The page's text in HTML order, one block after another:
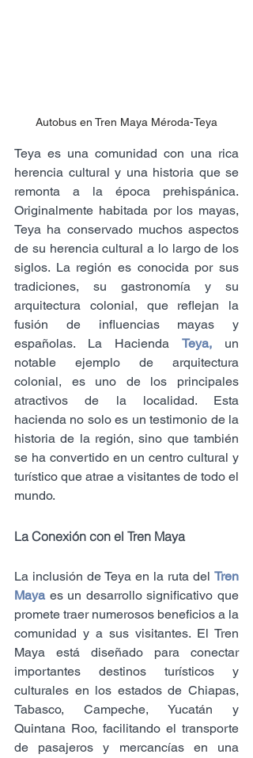
Autobus en Tren Maya Méroda-Teya
Teya es una comunidad con una rica
herencia cultural y una historia que se
remonta a la época prehispánica.
Originalmente habitada por los mayas,
Teya ha conservado muchos aspectos
de su herencia cultural a lo largo de los
siglos. La región es conocida por sus
tradiciones, su gastronomía y su
arquitectura colonial, que reflejan la
fusión de influencias mayas y
españolas. La Hacienda Teya, un
notable ejemplo de arquitectura
colonial, es uno de los principales
atractivos de la localidad. Esta
hacienda no solo es un testimonio de la
historia de la región, sino que también
se ha convertido en un centro cultural y
turístico que atrae a visitantes de todo el
mundo.
La Conexión con el Tren Maya
La inclusión de Teya en la ruta del Tren
Maya es un desarrollo significativo que
promete traer numerosos beneficios a la
comunidad y a sus visitantes. El Tren
Maya está diseñado para conectar
importantes destinos turísticos y
culturales en los estados de Chiapas,
Tabasco, Campeche, Yucatán y
Quintana Roo, facilitando el transporte
de pasajeros y mercancías en una